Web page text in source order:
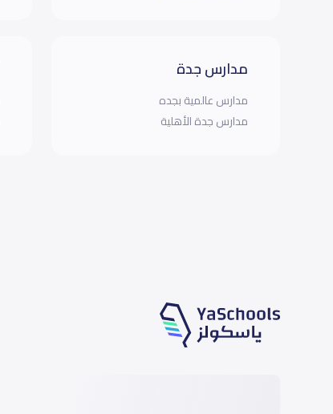
مدارس جدة
مدارس عالمية بجده
مدارس جدة الأهلية